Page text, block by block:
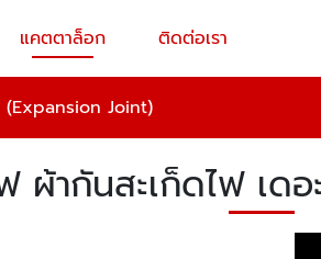
แคตตาล็อก ติดต่อเรา
Joint)
ผ้ากันสะเก็ดไฟ เด